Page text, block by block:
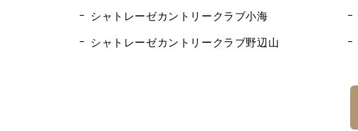
シャトレーゼカントリークラブ小海
シャトレーゼカントリークラブ野辺山